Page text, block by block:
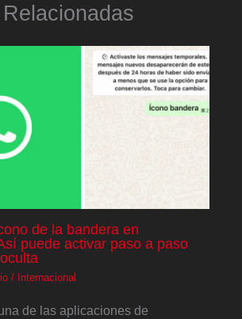
de la bandera en
puede activar paso a paso
/ Internacional
de las aplicaciones de